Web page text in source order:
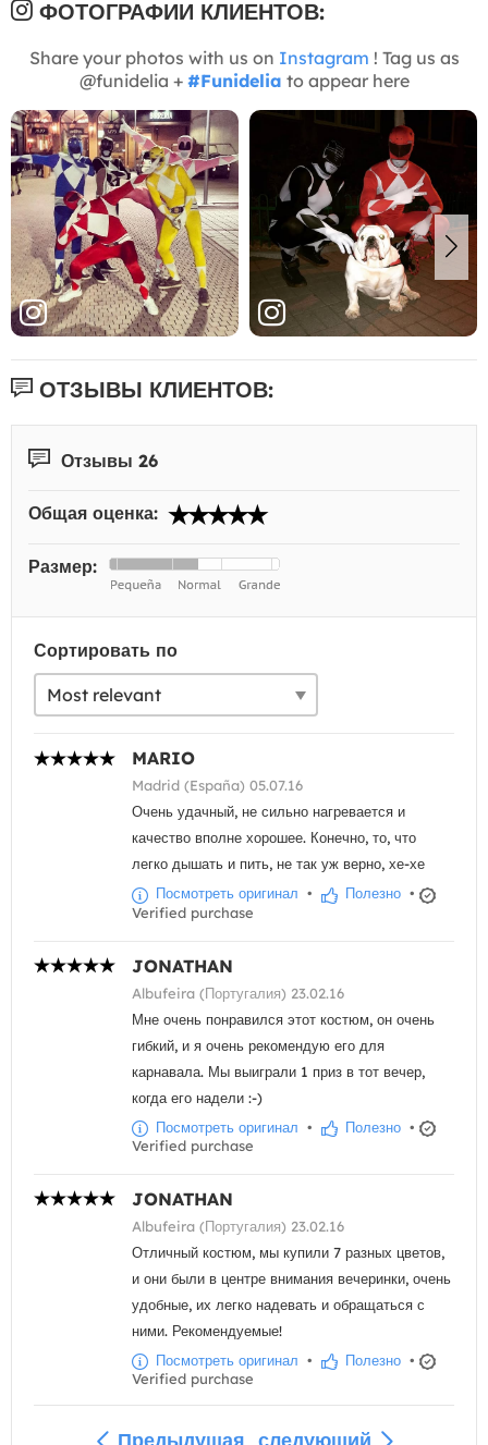
ФОТОГРАФИИ КЛИЕНТОВ:
Share your photos with us on Instagram ! Tag us as
@funidelia + #Funidelia to appear here
ОТЗЫВЫ КЛИЕНТОВ:
Отзывы 26
Общая оценка:
Размер:
Сортировать по
MARIO
Madrid (España) 05.07.16
Очень удачный, не сильно нагревается и
качество вполне хорошее. Конечно, то, что
легко дышать и пить, не так уж верно, хе-хе
Посмотреть оригинал • Полезно •
Verified purchase
JONATHAN
Albufeira (Португалия) 23.02.16
Мне очень понравился этот костюм, он очень
гибкий, и я очень рекомендую его для
карнавала. Мы выиграли 1 приз в тот вечер,
когда его надели :-)
Посмотреть оригинал • Полезно •
Verified purchase
JONATHAN
Albufeira (Португалия) 23.02.16
Отличный костюм, мы купили 7 разных цветов,
и они были в центре внимания вечеринки, очень
удобные, их легко надевать и обращаться с
ними. Рекомендуемые!
Посмотреть оригинал • Полезно •
Verified purchase
Предыдущая следующий